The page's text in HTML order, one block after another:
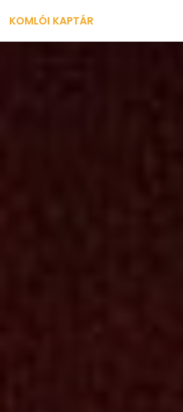
KOMLÓI KAPTÁR